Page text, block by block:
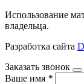
Использование
владельца.
Разработка сайта
Заказать звонок
Ваше имя *